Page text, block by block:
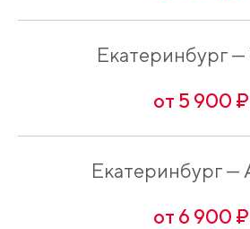
Екатеринбург
от 5 900 ₽
Екатеринбург —
от 6 900 ₽